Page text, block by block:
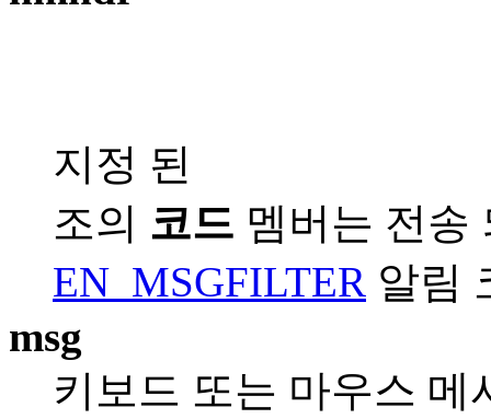
지정 된
조의 코드 멤버는 전송
EN_MSGFILTER 알림
msg
키보드 또는 마우스 메